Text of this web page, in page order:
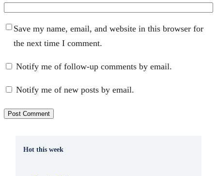
Save my name, email, and website in this browser for
the next time I comment.
Notify me of follow-up comments by email.
Notify me of new posts by email.
Hot this week